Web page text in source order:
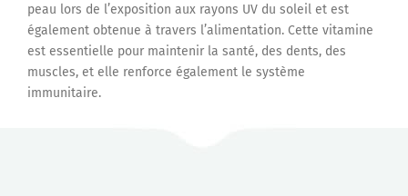
peau lors de l’exposition aux rayons UV du soleil et est
également obtenue à travers l’alimentation. Cette vitamine
est essentielle pour maintenir la santé, des dents, des
muscles, et elle renforce également le système
immunitaire.